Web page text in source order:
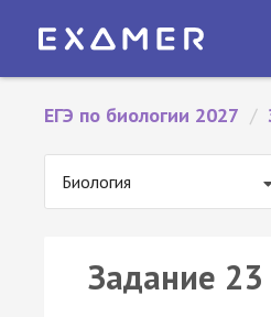
ЕГЭ по биологии 2027 /
Биология
Задание 23